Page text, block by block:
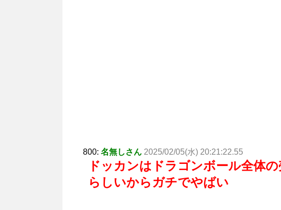
800: 名無しさん 2025/02/05(水) 20:21:22.55
ドッカンはドラゴンボール全体
らしいからガチでやばい